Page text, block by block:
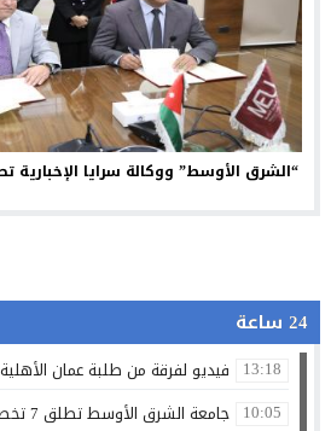
“الشرق الأوسط” ووكالة سرايا الإخبارية
24 ساعة
13:18 فيديو لفرقة من طلبة عمان
10:05 جامعة الشرق الأوسط تطلق 7 تخصصات نوعية جديدة تواكب تحولات سوق العمل وتستشرف وظائف المستقبل